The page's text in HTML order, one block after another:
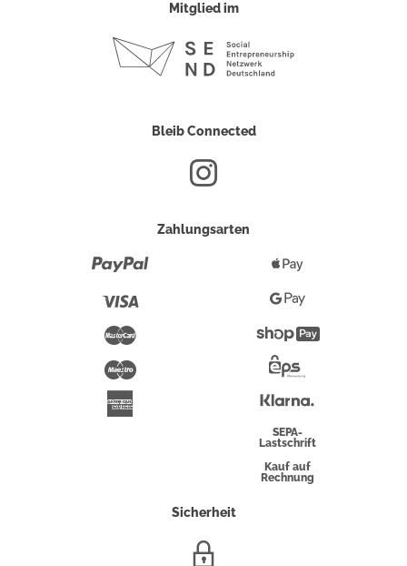
Mitglied im
Bleib Connected
Zahlungsarten
Maestro
Pay
Google
Pay
Überweisung
SEPA-
Lastschrift
Kauf auf
Rechnung
Sicherheit